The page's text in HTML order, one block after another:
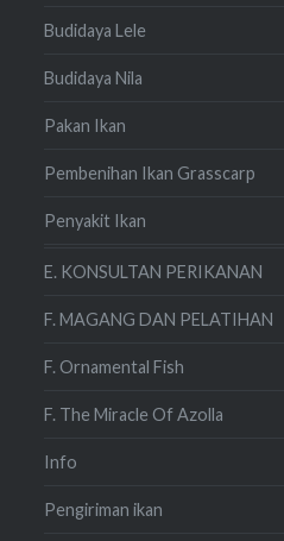
Budidaya Lele
Budidaya Nila
Pakan Ikan
Pembenihan Ikan Grasscarp
Penyakit Ikan
E. KONSULTAN PERIKANAN
F. MAGANG DAN PELATIHAN
F. Ornamental Fish
F. The Miracle Of Azolla
Info
Pengiriman ikan